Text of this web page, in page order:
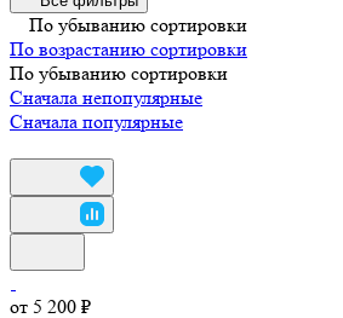
По убыванию сортировки
По возрастанию сортировки
По убыванию сортировки
Сначала непопулярные
Сначала популярные
от 5 200 ₽